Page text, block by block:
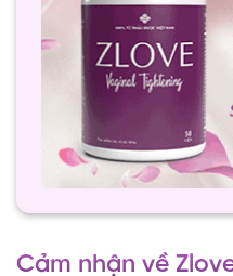
Cảm nhận về